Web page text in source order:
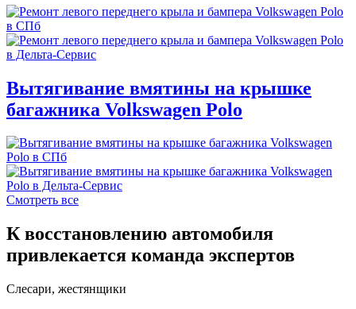
Вытягивание вмятины на крышке
багажника Volkswagen Polo
Смотреть все
К восстановлению автомобиля
привлекается команда экспертов
Слесари, жестянщики